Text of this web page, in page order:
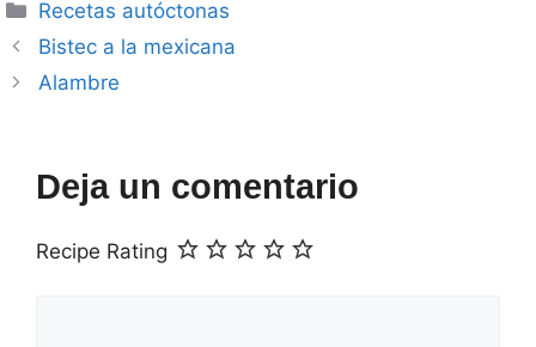
Categorías
Recetas autóctonas
Bistec a la mexicana
Alambre
Deja un comentario
Recipe Rating